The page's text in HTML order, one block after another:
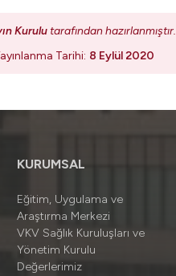
Kurulu tarafından hazırlanmıştır.
Tarihi: 8 Eylül 2020
KURUMSAL
Eğitim, Uygulama ve
Araştırma Merkezi
VKV Sağlık Kuruluşları ve
Yönetim Kurulu
Değerlerimiz